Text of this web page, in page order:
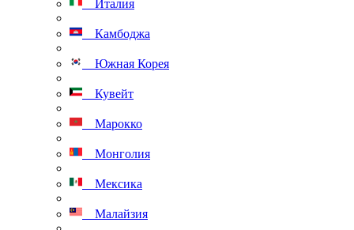
Италия
Камбоджа
Южная Корея
Кувейт
Марокко
Монголия
Мексика
Малайзия